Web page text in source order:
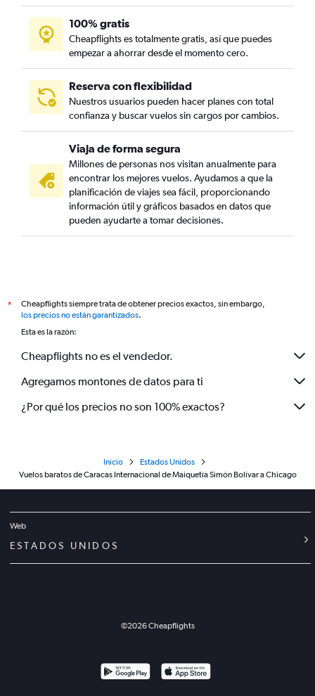
100% gratis
Cheapflights es totalmente gratis, así que puedes
empezar a ahorrar desde el momento cero.
Reserva con flexibilidad
Nuestros usuarios pueden hacer planes con total
confianza y buscar vuelos sin cargos por cambios.
Viaja de forma segura
Millones de personas nos visitan anualmente para
encontrar los mejores vuelos. Ayudamos a que la
planificación de viajes sea fácil, proporcionando
información útil y gráficos basados en datos que
pueden ayudarte a tomar decisiones.
*
Cheapflights siempre trata de obtener precios exactos, sin embargo,
los precios no están garantizados.
Esta es la razón:
Cheapflights no es el vendedor.
Agregamos montones de datos para ti
¿Por qué los precios no son 100% exactos?
Inicio
Estados Unidos
Vuelos baratos de Caracas Internacional de Maiquetía Simón Bolívar a Chicago
Web
ESTADOS UNIDOS
©2026Cheapflights